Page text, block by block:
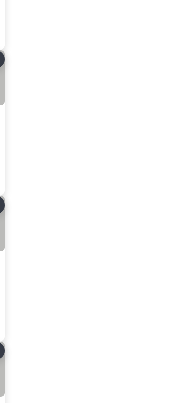
aos favoritos
aos favoritos
aos favoritos